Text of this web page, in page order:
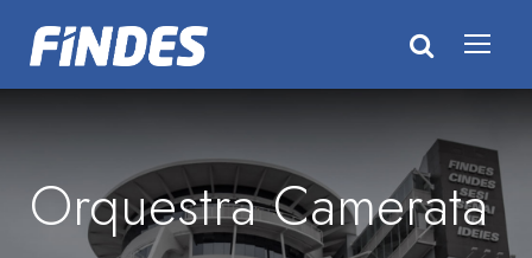
Orquestra Camerata